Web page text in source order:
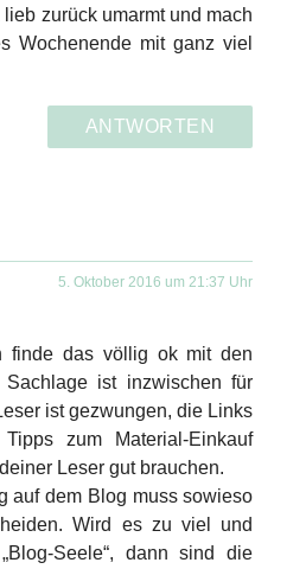
zurück umarmt und mach
Wochenende mit ganz viel
ANTWORTEN
5. Oktober 2016 um 21:37 Uhr
finde das völlig ok mit den
ist inzwischen für
ist gezwungen, die Links
zum Material-Einkauf
Leser gut brauchen.
auf dem Blog muss sowieso
Wird es zu viel und
Seele“, dann sind die